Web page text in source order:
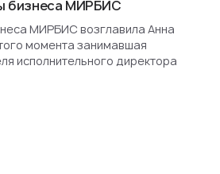
бизнеса МИРБИС
МИРБИС возглавила Анна
момента занимавшая
исполнительного директора